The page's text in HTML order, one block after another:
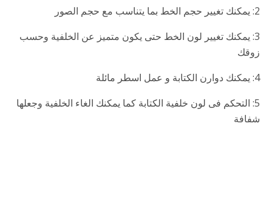
2: يمكنك تغيير حجم الخط بما يتناسب مع حجم الصور
3: يمكنك تغيير لون الخط حتى يكون متميز عن الخلفية وحسب
زوقك
4: يمكنك دوارن الكتابة و عمل اسطر مائلة
5: التحكم فى لون خلفية الكتابة كما يمكنك الغاء الخلفية وجعلها
شفافة